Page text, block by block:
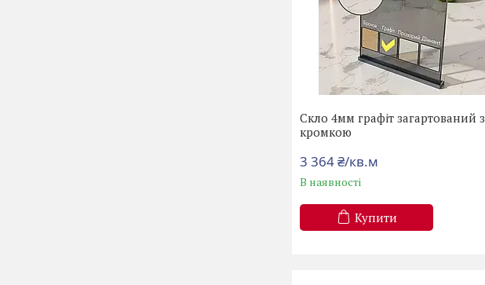
Скло 4мм графіт загартований з
кромкою
3 364 ₴/кв.м
В наявності
Купити